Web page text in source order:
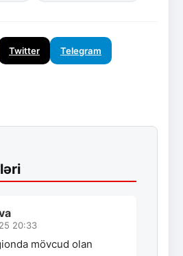
Twitter Telegram
20:33
mövcud olan